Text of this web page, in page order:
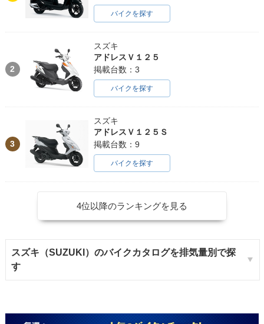
バイクを探す
2
スズキ
アドレスＶ１２５
掲載台数：3
バイクを探す
3
スズキ
アドレスＶ１２５Ｓ
掲載台数：9
バイクを探す
4位以降のランキングを見る
スズキ（SUZUKI）のバイクカタログを排気量別で探
す